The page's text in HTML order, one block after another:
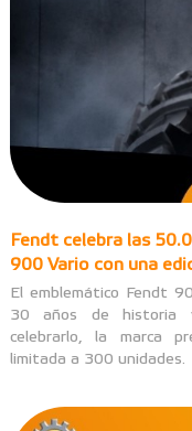
Fendt celebra las
900 Vario con una
El emblemático Fendt
30 años de historia
celebrarlo, la marca
limitada a 300 unidades.